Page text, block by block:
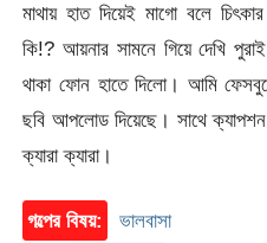
মাথায় হাত দিয়েই মাগো বলে
কি!? আয়নার সামনে গিয়ে দেখি
থাকা ফোন হাতে দিলো। আমি
ছবি আপলোড দিয়েছে। সাথে ক্যাপশন
ক্যারা ক্যারা।
গল্পের বিষয়: ভালবাসা